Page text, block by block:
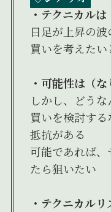
・テクニカル
日足が上昇の
買いを考えたい
・可能性は（な
しかし、どうな
買いを検討す
抵抗がある
可能であれば
たら狙いたい
・テクニカル